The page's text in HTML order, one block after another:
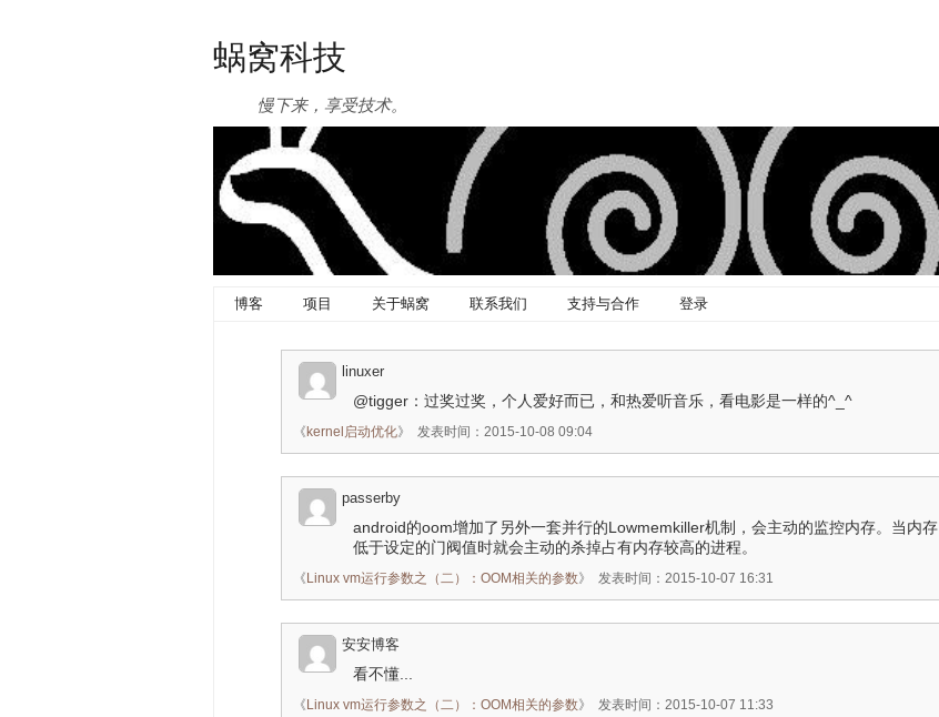
蜗窝科技
慢下来，享受技术。
博客 项目 关于蜗窝 联系我们 支持与合作 登录
linuxer
@tigger：过奖过奖，个人爱好而已，和热爱听音乐，看电影是一样的^_^
《 kernel启动优化》 发表时间：2015-10-08 09:04
passerby
android的oom增加了另外一套并行的Lowmemkiller机制，会主动的监控内存。当内存
低于设定的门阀值时就会主动的杀掉占有内存较高的进程。
《 Linux vm运行参数之（二）：OOM相关的参数》 发表时间：2015-10-07 16:31
安安博客
看不懂...
《 Linux vm运行参数之（二）：OOM相关的参数》 发表时间：2015-10-07 11:33